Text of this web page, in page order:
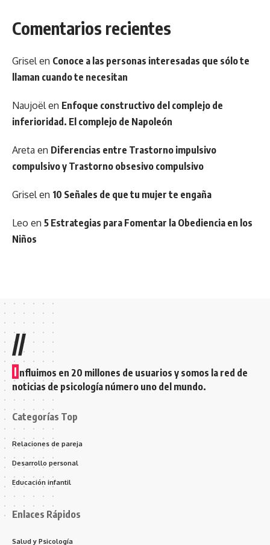
Comentarios recientes
Griselen Conoce a las personas interesadas que sólo te
llaman cuando te necesitan
Naujoëlen Enfoque constructivo del complejo de
inferioridad. El complejo de Napoleón
Areta en Diferencias entre Trastorno impulsivo
compulsivo y Trastorno obsesivo compulsivo
Griselen 10 Señales de que tu mujer te engaña
Leo en 5 Estrategias para Fomentar la Obediencia en los
Niños
//
I nfluimos en 20 millones de usuarios y somos la red de
noticias de psicología número uno del mundo.
Categorías Top
Relaciones de pareja
Desarrollo personal
Educación infantil
Enlaces Rápidos
Salud y Psicología